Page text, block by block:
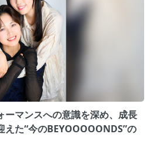
ーマンスへの意識を深め、成長
た“今のBEYOOOOONDS”の